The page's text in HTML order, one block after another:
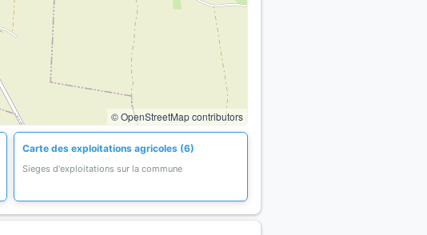
© OpenStreetMap contributors
Carte des exploitations agricoles (6)
Sieges d'exploitations sur la commune